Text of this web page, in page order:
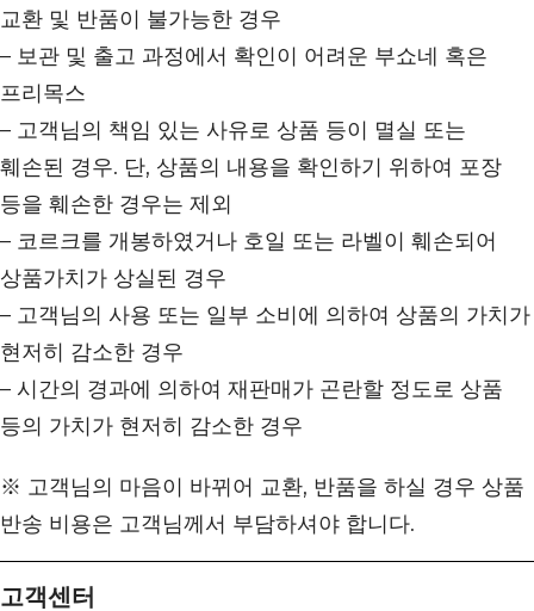
교환 및 반품이 불가능한 경우
– 보관 및 출고 과정에서 확인이 어려운 부쇼네 혹은
프리목스
– 고객님의 책임 있는 사유로 상품 등이 멸실 또는
훼손된 경우. 단, 상품의 내용을 확인하기 위하여 포장
등을 훼손한 경우는 제외
– 코르크를 개봉하였거나 호일 또는 라벨이 훼손되어
상품가치가 상실된 경우
– 고객님의 사용 또는 일부 소비에 의하여 상품의 가치가
현저히 감소한 경우
– 시간의 경과에 의하여 재판매가 곤란할 정도로 상품
등의 가치가 현저히 감소한 경우
※ 고객님의 마음이 바뀌어 교환, 반품을 하실 경우 상품
반송 비용은 고객님께서 부담하셔야 합니다.
고객센터